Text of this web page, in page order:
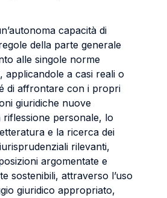
capacità di
della parte generale
alle singole norme
applicandole a casi reali o
di affrontare con i propri
giuridiche nuove
personale, lo
e la ricerca dei
rilevanti,
argomentate e
sostenibili, attraverso l’uso
giuridico appropriato,